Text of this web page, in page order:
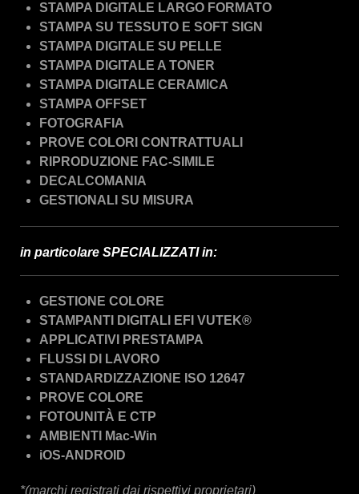
STAMPA DIGITALE LARGO FORMATO
STAMPA SU TESSUTO E SOFT SIGN
STAMPA DIGITALE SU PELLE
STAMPA DIGITALE A TONER
STAMPA DIGITALE CERAMICA
STAMPA OFFSET
FOTOGRAFIA
PROVE COLORI CONTRATTUALI
RIPRODUZIONE FAC-SIMILE
DECALCOMANIA
GESTIONALI SU MISURA
in particolare SPECIALIZZATI in:
GESTIONE COLORE
STAMPANTI DIGITALI EFI VUTEK®
APPLICATIVI PRESTAMPA
FLUSSI DI LAVORO
STANDARDIZZAZIONE ISO 12647
PROVE COLORE
FOTOUNITÀ E CTP
AMBIENTI Mac-Win
iOS-ANDROID
*(marchi registrati dai rispettivi proprietari)